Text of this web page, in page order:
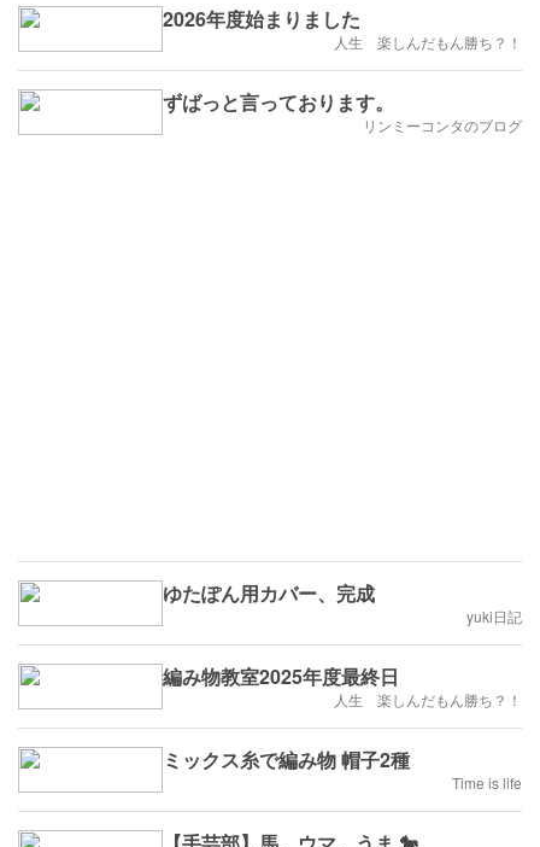
2026年度始まりました
人生 楽しんだもん勝ち？！
ずばっと言っております。
リンミーコンタのブログ
ゆたぽん用カバー、完成
yuki日記
編み物教室2025年度最終日
人生 楽しんだもん勝ち？！
ミックス糸で編み物 帽子2種
Time is life